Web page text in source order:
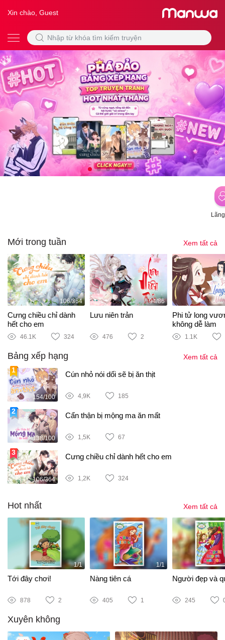
Xin chào, Guest
Mới trong tuần Xem tất cả
106/364
Cưng chiều chỉ dành
hết cho em
46.1K 324
94/86
Lưu niên trản
476 2
Phi tử long
không dễ làm
1.1K
Bảng xếp hạng Xem tất cả
154/100
Cún nhỏ nói dối sẽ bị ăn thịt
4,9K 185
138/100
Cẩn thận bị mộng ma ăn mất
1,5K 67
106/364
Cưng chiều chỉ dành hết cho em
1,2K 324
Hot nhất Xem tất cả
1/1
Tới đây chơi!
878 2
1/1
Nàng tiên cá
405 1
Người đẹp và
245
Xuyên không